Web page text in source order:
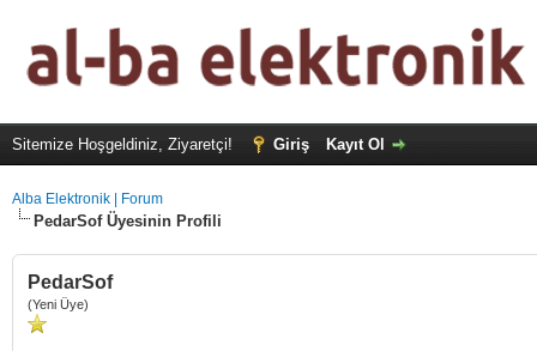
Sitemize Hoşgeldiniz, Ziyaretçi! Giriş Kayıt Ol
Alba Elektronik | Forum
PedarSof Üyesinin Profili
PedarSof
(Yeni Üye)